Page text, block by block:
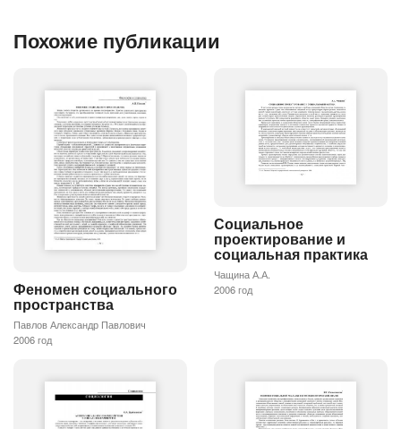
Похожие публикации
Феномен социального
пространства
Павлов Александр Павлович
2006 год
Социальное
проектирование и
социальная практика
Чащина А.А.
2006 год